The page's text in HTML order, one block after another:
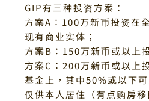
GIP有三种投资方案：
方案A： 100万新币投资在
现有商业实体；
方案B： 150万新币或以上
方案C： 200万新币或以上
基金上，其中50%或以下
仅供本人居住（有点购房移